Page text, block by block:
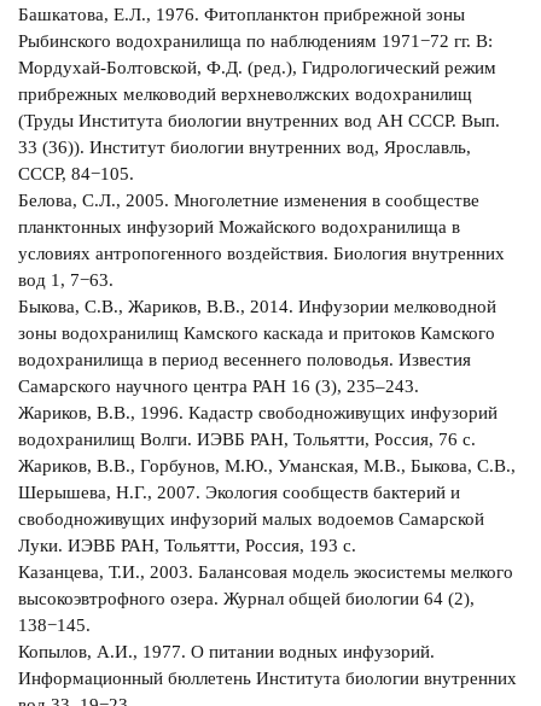
Башкатова, Е.Л., 1976. Фитопланктон прибрежной зоны
Рыбинского водохранилища по наблюдениям 1971−72 гг. В:
Мордухай-Болтовской, Ф.Д. (ред.), Гидрологический режим
прибрежных мелководий верхневолжских водохранилищ
(Труды Института биологии внутренних вод АН СССР. Вып.
33 (36)). Институт биологии внутренних вод, Ярославль,
СССР, 84−105.
Белова, С.Л., 2005. Многолетние изменения в сообществе
планктонных инфузорий Можайского водохранилища в
условиях антропогенного воздействия. Биология внутренних
вод 1, 7−63.
Быкова, С.В., Жариков, В.В., 2014. Инфузории мелководной
зоны водохранилищ Камского каскада и притоков Камского
водохранилища в период весеннего половодья. Известия
Самарского научного центра РАН 16 (3), 235‒243.
Жариков, В.В., 1996. Кадастр свободноживущих инфузорий
водохранилищ Волги. ИЭВБ РАН, Тольятти, Россия, 76 с.
Жариков, В.В., Горбунов, М.Ю., Уманская, М.В., Быкова, С.В.,
Шерышева, Н.Г., 2007. Экология сообществ бактерий и
свободноживущих инфузорий малых водоемов Самарской
Луки. ИЭВБ РАН, Тольятти, Россия, 193 с.
Казанцева, Т.И., 2003. Балансовая модель экосистемы мелкого
высокоэвтрофного озера. Журнал общей биологии 64 (2),
138−145.
Копылов, А.И., 1977. О питании водных инфузорий.
Информационный бюллетень Института биологии внутренних